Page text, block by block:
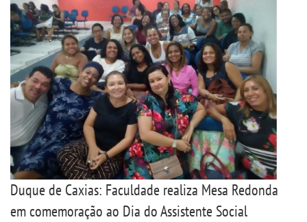
Duque de Caxias: Faculdade realiza Mesa Redonda
em comemoração ao Dia do Assistente Social